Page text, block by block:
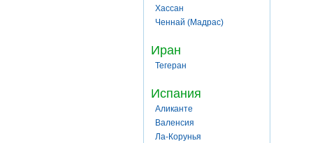
Хассан
Ченнай (Мадрас)
Иран
Тегеран
Испания
Аликанте
Валенсия
Ла-Корунья